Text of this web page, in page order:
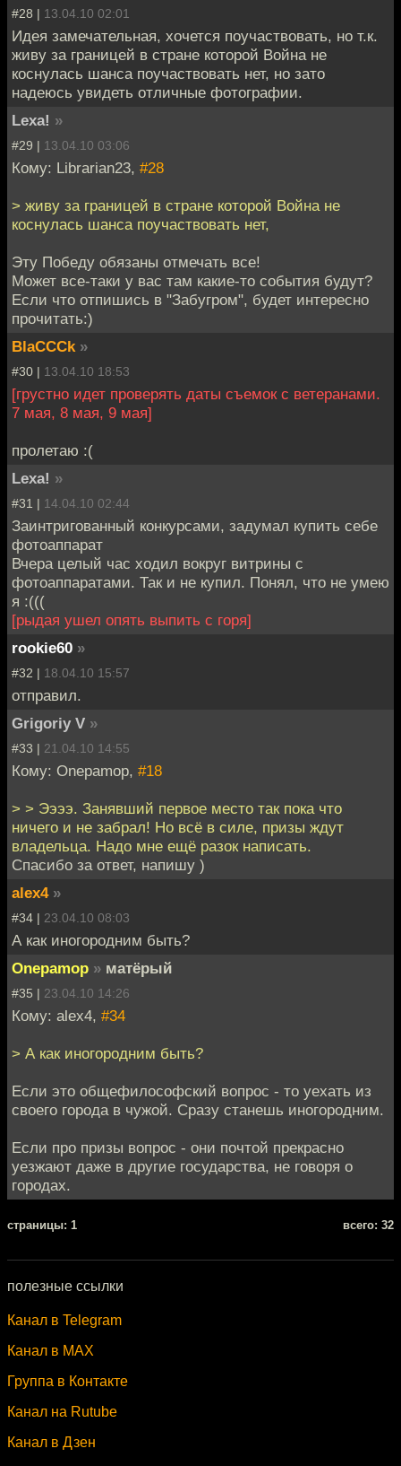
#28 | 13.04.10 02:01
Идея замечательная, хочется поучаствовать, но т.к.
живу за границей в стране которой Война не
коснулась шанса поучаствовать нет, но зато
надеюсь увидеть отличные фотографии.
Lexa! »
#29 | 13.04.10 03:06
Кому: Librarian23, #28
> живу за границей в стране которой Война не
коснулась шанса поучаствовать нет,
Эту Победу обязаны отмечать все!
Может все-таки у вас там какие-то события будут?
Если что отпишись в "Забугром", будет интересно
прочитать:)
BlaCCCk »
#30 | 13.04.10 18:53
[грустно идет проверять даты съемок с ветеранами.
7 мая, 8 мая, 9 мая]
пролетаю :(
Lexa! »
#31 | 14.04.10 02:44
Заинтригованный конкурсами, задумал купить себе
фотоаппарат
Вчера целый час ходил вокруг витрины с
фотоаппаратами. Так и не купил. Понял, что не умею
я :(((
[рыдая ушел опять выпить с горя]
rookie60 »
#32 | 18.04.10 15:57
отправил.
Grigoriy V »
#33 | 21.04.10 14:55
Кому: Onepamop, #18
> > Ээээ. Занявший первое место так пока что
ничего и не забрал! Но всё в силе, призы ждут
владельца. Надо мне ещё разок написать.
Спасибо за ответ, напишу )
alex4 »
#34 | 23.04.10 08:03
А как иногородним быть?
Onepamop » матёрый
#35 | 23.04.10 14:26
Кому: alex4, #34
> А как иногородним быть?
Если это общефилософский вопрос - то уехать из
своего города в чужой. Сразу станешь иногородним.
Если про призы вопрос - они почтой прекрасно
уезжают даже в другие государства, не говоря о
городах.
cтраницы: 1 всего: 32
полезные ссылки
Канал в Telegram
Канал в MAX
Группа в Контакте
Канал на Rutube
Канал в Дзен